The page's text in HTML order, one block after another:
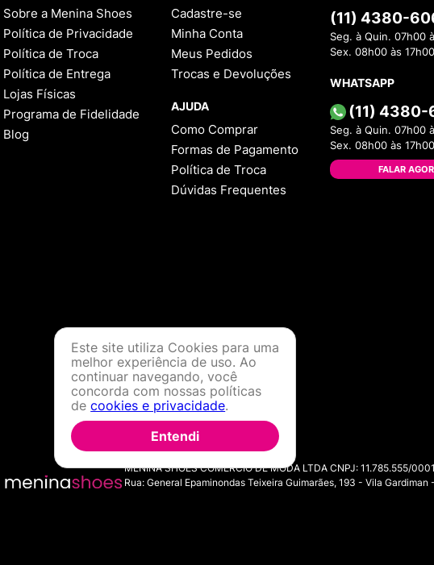
Sobre a Menina Shoes
Política de Privacidade
Política de Troca
Política de Entrega
Lojas Físicas
Programa de Fidelidade
Blog
Cadastre-se
Minha Conta
Meus Pedidos
Trocas e Devoluções
AJUDA
Como Comprar
Formas de Pagamento
Política de Troca
Dúvidas Frequentes
(11) 4380-
Seg. à Quin. 07h00
Sex. 08h00 às
WHATSAPP
(11) 4380-
Seg. à Quin. 07h00
Sex. 08h00 às
FALAR
MENINA SHOES COMERCIO DE MODA LTDA CNPJ: 11.785.555/
Rua: General Epaminondas Teixeira Guimarães, 193 - Vila
Este site utiliza Cookies para uma
melhor experiência de uso. Ao
continuar navegando, você
concorda com nossas políticas
decookies e privacidade.
Entendi